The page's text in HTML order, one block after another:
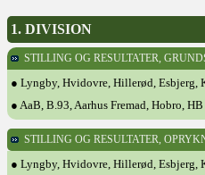
1. DIVISION
STILLING OG RESULTATER,
● Lyngby, Hvidovre, Hillerød,
● AaB, B.93, Aarhus Fremad, Hobro,
STILLING OG RESULTATER,
● Lyngby, Hvidovre, Hillerød, Esbjerg,